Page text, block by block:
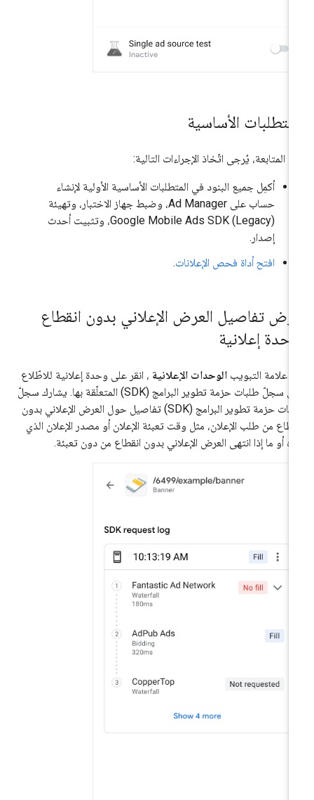
الأساسية
المتابعة، يُرجى اتّخاذ الإجراءات التالية:
أكمِل جميع البنود في المتطلبات الأساسية الأوليةلإنشاء
حساب على Ad Manager، وضبط جهاز الاختبار، وتهيئة
Google Mobile Ads SDK (Legacy)، وتثبيت أحدث
إصدار.
افتح أداة فحص الإعلانات.
تفاصيل العرض الإعلاني بدون انقطاع
إعلانية
علامة التبويبالوحدات الإعلانية، انقر على وحدة إعلانية للاطّلاع
على سجلّ طلبات حزمة تطوير البرامج (SDK) المتعلّقة بها. يشارك سجلّ
طلبات حزمة تطوير البرامج (SDK) تفاصيل حول العرض الإعلاني بدون
من طلب الإعلان، مثل وقت تعبئة الإعلان أو مصدر الإعلان الذي
أو ما إذا انتهى العرض الإعلاني بدون انقطاع من دون تعبئة.